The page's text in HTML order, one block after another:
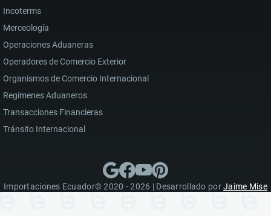
Incoterms
Merceología
Operaciones Aduaneras
Operadores de Comercio Exterior
Organismos de Comercio Internacional
Regímenes Aduaneros
Transacciones Financieras
Tránsito Internacional
Importaciones Ecuador© 2020 - 2026 | Desarrollado porJaime Mise